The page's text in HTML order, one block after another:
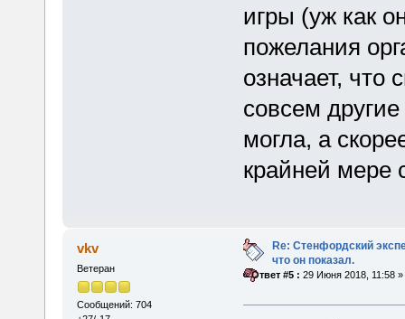
игры (уж как
пожелания
означает, что
совсем
могла, а
крайней мере
vkv
Ветеран
Сообщений: 704
Re: Стенфордский
что он показал.
«Ответ #5 : 29 Июня 2018, 11:58 »